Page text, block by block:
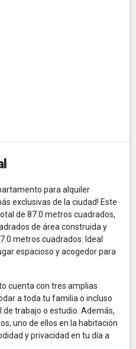
para alquiler
exclusivas de la ciudad! Este
de 87.0 metros cuadrados,
de área construida y
metros cuadrados. Ideal
espacioso y acogedor para
cuenta con tres amplias
a toda tu familia o incluso
trabajo o estudio. Además,
uno de ellos en la habitación
y privacidad en tu día a